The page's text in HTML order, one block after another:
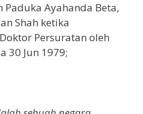
Ayahanda Beta,
Shah ketika
Persuratan oleh
30 Jun 1979;